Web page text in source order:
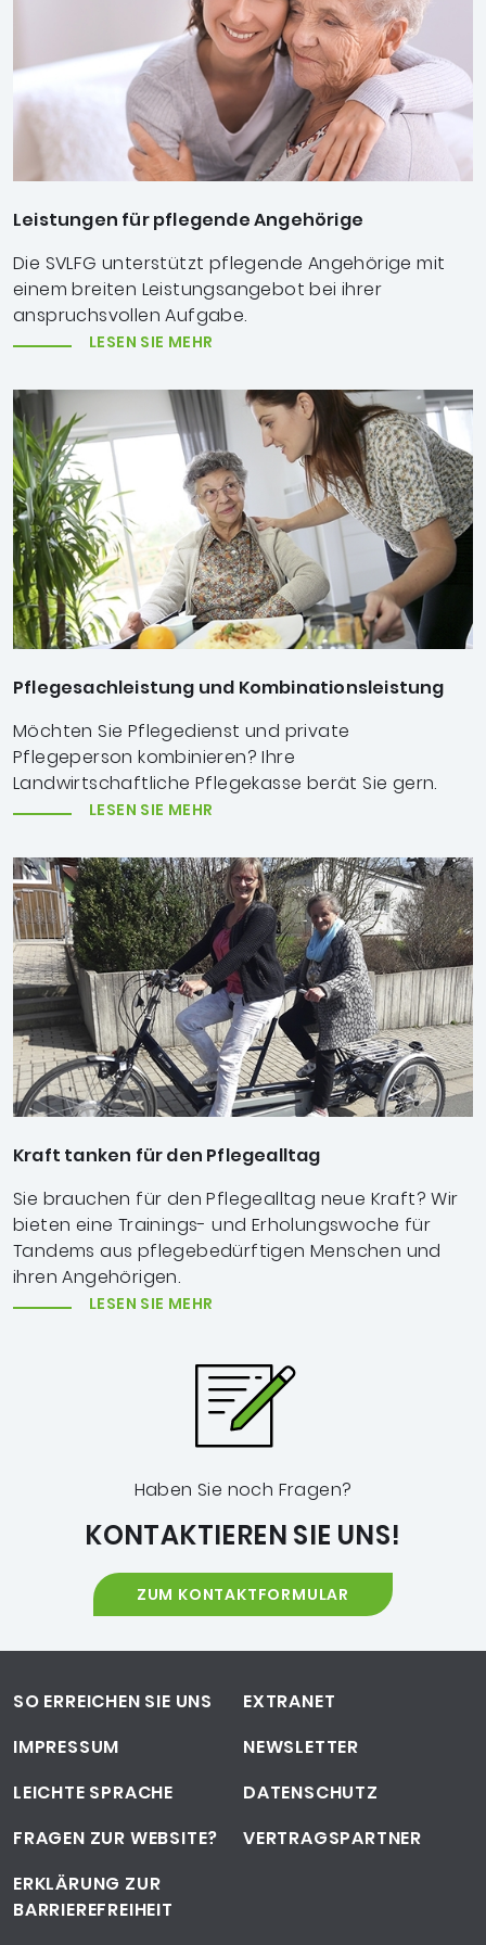
Leistungen für pflegende Angehörige
Die SVLFG unterstützt pflegende Angehörige mit
einem breiten Leistungsangebot bei ihrer
anspruchsvollen Aufgabe.
LESEN SIE MEHR
Pflegesachleistung und Kombinationsleistung
Möchten Sie Pflegedienst und private
Pflegeperson kombinieren? Ihre
Landwirtschaftliche Pflegekasse berät Sie gern.
LESEN SIE MEHR
Kraft tanken für den Pflegealltag
Sie brauchen für den Pflegealltag neue Kraft? Wir
bieten eine Trainings- und Erholungswoche für
Tandems aus pflegebedürftigen Menschen und
ihren Angehörigen.
LESEN SIE MEHR
Haben Sie noch Fragen?
KONTAKTIEREN SIE UNS!
ZUM KONTAKTFORMULAR
Footer-Navigation
SO ERREICHEN SIE UNS
EXTRANET
IMPRESSUM
NEWSLETTER
LEICHTE SPRACHE
DATENSCHUTZ
FRAGEN ZUR WEBSITE?
VERTRAGSPARTNER
ERKLÄRUNG ZUR
BARRIEREFREIHEIT